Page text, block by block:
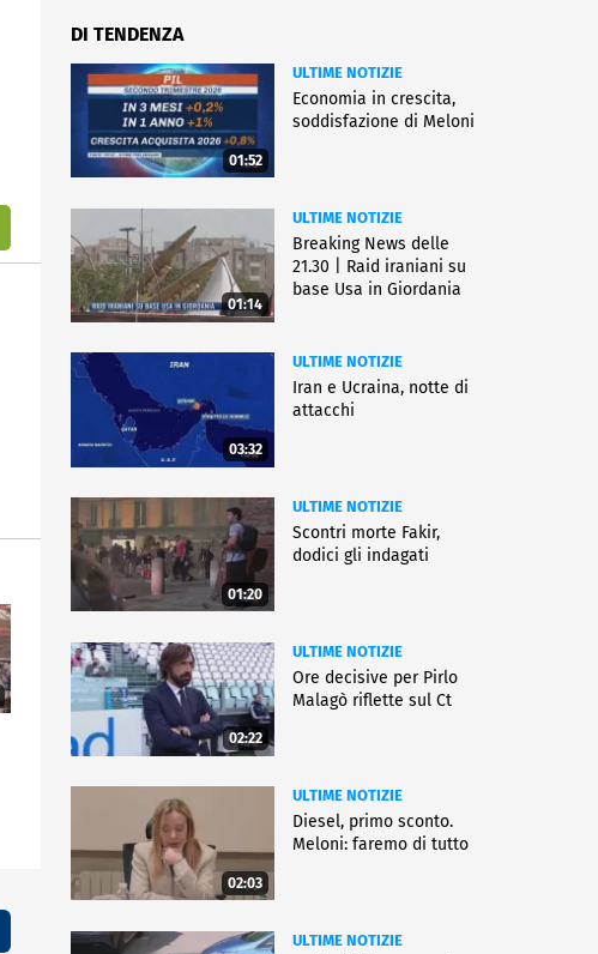
DI TENDENZA
01:52
ULTIME NOTIZIE
Economia in crescita,
soddisfazione di Meloni
01:14
ULTIME NOTIZIE
Breaking News delle
21.30 | Raid iraniani su
base Usa in Giordania
03:32
ULTIME NOTIZIE
Iran e Ucraina, notte di
attacchi
01:20
ULTIME NOTIZIE
Scontri morte Fakir,
dodici gli indagati
02:22
ULTIME NOTIZIE
Ore decisive per Pirlo
Malagò riflette sul Ct
02:03
ULTIME NOTIZIE
Diesel, primo sconto.
Meloni: faremo di tutto
ULTIME NOTIZIE